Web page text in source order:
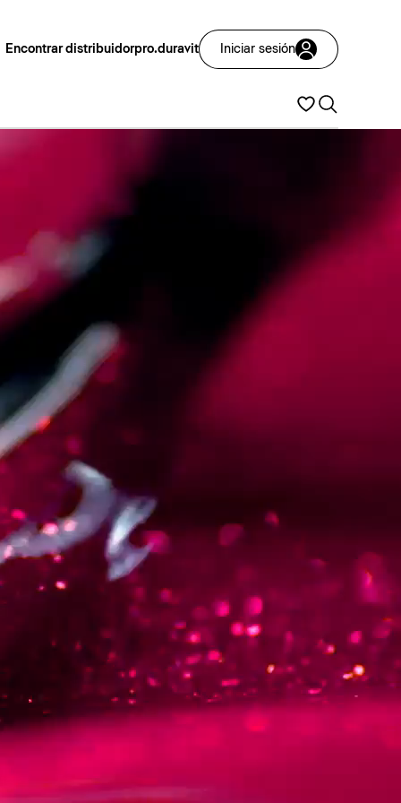
Encontrar distribuidorpro.duravit Iniciar sesión